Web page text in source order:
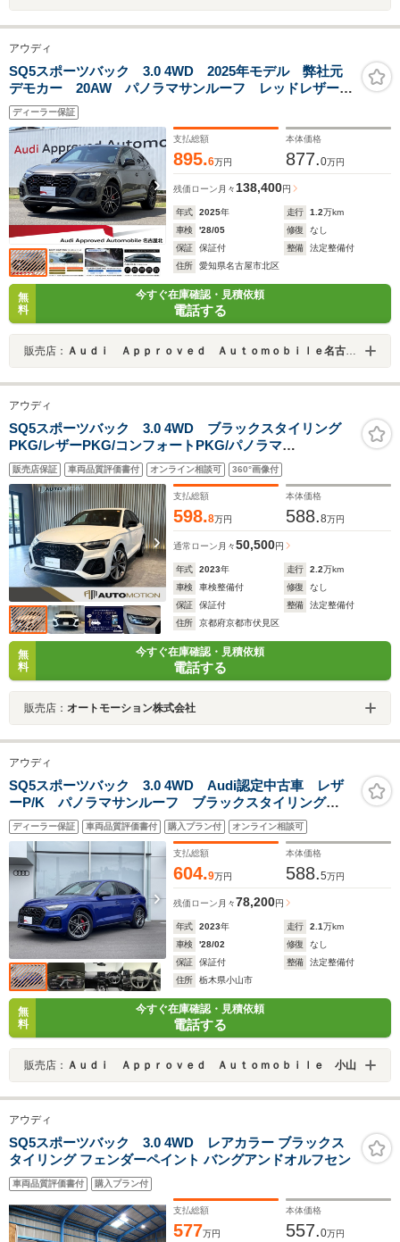
アウディ
SQ5スポーツバック 3.0 4WD 2025年モデル 弊社元
デモカー 20AW パノラマサンルーフ レッドレザーシ
ート ブラックスタイリング エアサス レッドブレー
キキャリパー バング&オルフセン マトリクスLEDヘッ
ドライト シートヒーター
ディーラー保証
支払総額
895.6万円
本体価格
877.0万円
残価ローン 月々138,400円
年式 2025年 走行 1.2万km
車検
'28/05 修復
なし
保証
保証付 整備
法定整備付
住所
愛知県名古屋市北区
無
料
今すぐ在庫確認・見積依頼
電話する
販売店： Ａｕｄｉ Ａｐｐｒｏｖｅｄ Ａｕｔｏｍｏｂｉｌｅ名古屋北
アウディ
SQ5スポーツバック 3.0 4WD ブラックスタイリング
PKG/レザーPKG/コンフォートPKG/パノラマ
SR/Bang&Olufsen19スピーカー/21インチタービンデザ
インAW/アダプティブSエアサス/TVチューナー/前後シー
トヒーター/ステアヒーター/マトリクスLED
販売店保証 車両品質評価書付 オンライン相談可 360°画像付
支払総額
598.8万円
本体価格
588.8万円
通常ローン 月々50,500円
年式 2023年 走行 2.2万km
車検
車検整備付 修復
なし
保証
保証付 整備
法定整備付
住所
京都府京都市伏見区
無
料
今すぐ在庫確認・見積依頼
電話する
販売店： オートモーション株式会社
アウディ
SQ5スポーツバック 3.0 4WD Audi認定中古車 レザ
ーP/K パノラマサンルーフ ブラックスタイリング
P/K プライバシーガラス ブレーキキャリパーレッド
コンフォートP/K ステアリングヒーター
ディーラー保証 車両品質評価書付 購入プラン付 オンライン相談可
支払総額
604.9万円
本体価格
588.5万円
残価ローン 月々78,200円
年式 2023年 走行 2.1万km
車検
'28/02 修復
なし
保証
保証付 整備
法定整備付
住所
栃木県小山市
無
料
今すぐ在庫確認・見積依頼
電話する
販売店： Ａｕｄｉ Ａｐｐｒｏｖｅｄ Ａｕｔｏｍｏｂｉｌｅ 小山
アウディ
SQ5スポーツバック 3.0 4WD レアカラー ブラックス
タイリング フェンダーペイント バングアンドオルフセン
車両品質評価書付 購入プラン付
支払総額
577万円
本体価格
557.0万円